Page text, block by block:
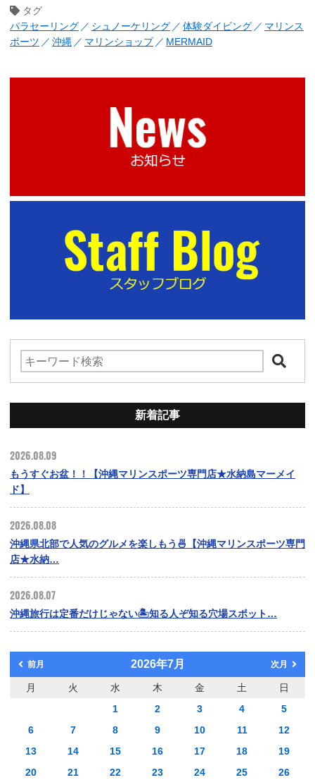
タグ
パラセーリング
シュノーケリング 体験ダイビング
マリンス
ポーツ
沖縄 マリンショップ MERMAID
新着記事
2026.08.09
もうすぐお盆！！【沖縄マリンスポーツ専門店★水納島マーメイ
ド】
2026.08.08
沖縄県北部で人気のグルメを楽しもう🍜【沖縄マリンスポーツ専門
店★水納…
2026.08.07
沖縄旅行は定番だけじゃない🏝️知る人ぞ知る穴場スポット…
前月 2026年7月 次月
月 火 水 木 金 土
日
1
2 3 4
5
6
7 8 9 10 11
12
13
14 15 16 17 18
19
20
21 22 23 24 25
26